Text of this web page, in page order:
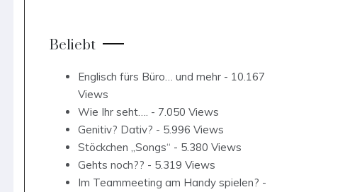
Beliebt
Englisch fürs Büro… und mehr - 10.167
Views
Wie Ihr seht…. - 7.050 Views
Genitiv? Dativ? - 5.996 Views
Stöckchen „Songs“ - 5.380 Views
Gehts noch?? - 5.319 Views
Im Teammeeting am Handy spielen? -